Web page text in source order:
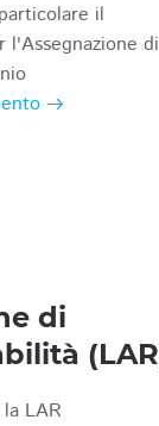
il
l'Assegnazione di
di
LAR